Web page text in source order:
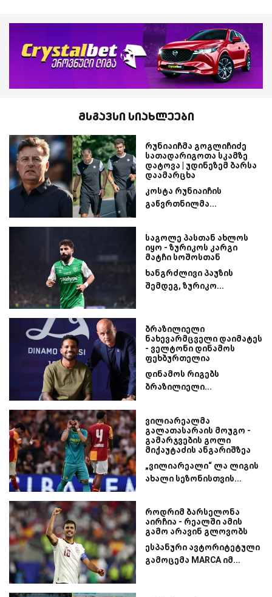
მსგავსი სიახლეები
რუნიაიჩმა გოგლიჩიძე
სათადარიგოთა სკამზე
დატოვა | უდინეზემ ბარსა
დაამარცხა
კოსტა რუნიაიჩის
გაწვრთნილმა...
საგოლე პასთან ახლოს
იყო - ზურიკოს კარგი
მატჩი სოშოსთან
ხანგრძლივი პაუზის
შემდეგ, ზურიკო...
ბრაზილიელი
ნახევარმცველი დაიმატეს
- ველტონი დინამოს
ფეხბურთელია
დინამოს რიგებს
ბრაზილიელი...
ვილიარეალმა
გალათასარაის მოუგო -
გამარჯვების გოლი
მიქაუტაძის ანგარიშზეა
„ვილიარეალი“ ლა ლიგის
ახალი სეზონისთვის...
როდრიმ ბარსელონა
აირჩია - რეალში ამის
გამო არავინ გლოვობს
ესპანური ავტორიტეტული
გამოცემა MARCA იმ...